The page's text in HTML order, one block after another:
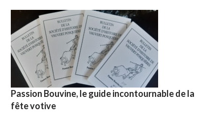
Passion Bouvine, le guide incontournable de la
fête votive